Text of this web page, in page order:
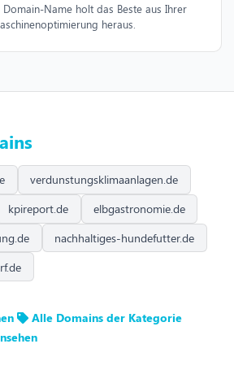
Name holt das Beste aus Ihrer
heraus.
verdunstungsklimaanlagen.de
kpireport.de
elbgastronomie.de
nachhaltiges-hundefutter.de
Alle Domains der Kategorie